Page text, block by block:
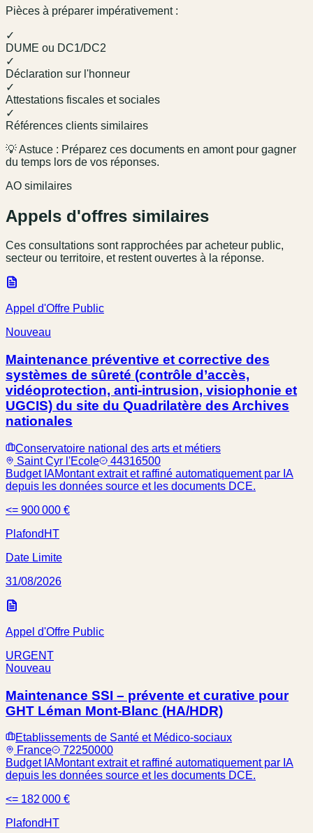
Pièces à préparer impérativement :
✓
DUME ou DC1/DC2
✓
Déclaration sur l'honneur
✓
Attestations fiscales et sociales
✓
Références clients similaires
💡 Astuce : Préparez ces documents en amont pour gagner
du temps lors de vos réponses.
AO similaires
Appels d'offres similaires
Ces consultations sont rapprochées par acheteur public,
secteur ou territoire, et restent ouvertes à la réponse.
Appel d'Offre Public
Nouveau
Maintenance préventive et corrective des
systèmes de sûreté (contrôle d’accès,
vidéoprotection, anti-intrusion, visiophonie et
UGCIS) du site du Quadrilatère des Archives
nationales
Conservatoire national des arts et métiers
Saint Cyr l'Ecole
44316500
Budget IAMontant extrait et raffiné automatiquement par IA
depuis les données source et les documents DCE.
<= 900 000 €
Plafond HT
Date Limite
31/08/2026
Appel d'Offre Public
URGENT
Nouveau
Maintenance SSI – prévente et curative pour
GHT Léman Mont-Blanc (HA/HDR)
Etablissements de Santé et Médico-sociaux
France
72250000
Budget IAMontant extrait et raffiné automatiquement par IA
depuis les données source et les documents DCE.
<= 182 000 €
Plafond HT